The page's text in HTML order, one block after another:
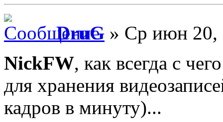
DruG » Ср июн 20,
NickFW, как всегда с
для хранения
кадров в минуту)...